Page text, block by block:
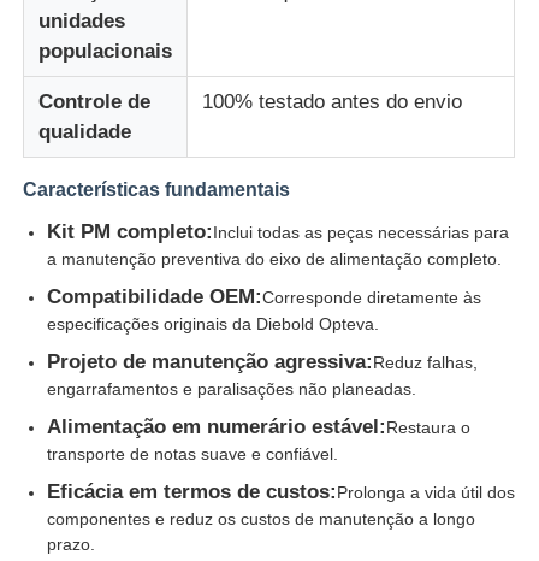
Partes de caixas eletrónicos Hyosung
Partes de caixas eletrônicos Fujitsu
Peças de GRG ATM
Glory NMD Peças para ATM
Peças para ATM OKI
Aceitante de faturas
unidades
populacionais
Controle de
qualidade
100% testado antes do envio
Características fundamentais
Kit PM completo:Inclui todas as peças necessárias para
a manutenção preventiva do eixo de alimentação completo.
Compatibilidade OEM:Corresponde diretamente às
especificações originais da Diebold Opteva.
Projeto de manutenção agressiva:Reduz falhas,
engarrafamentos e paralisações não planeadas.
Alimentação em numerário estável:Restaura o
transporte de notas suave e confiável.
Eficácia em termos de custos:Prolonga a vida útil dos
componentes e reduz os custos de manutenção a longo
prazo.